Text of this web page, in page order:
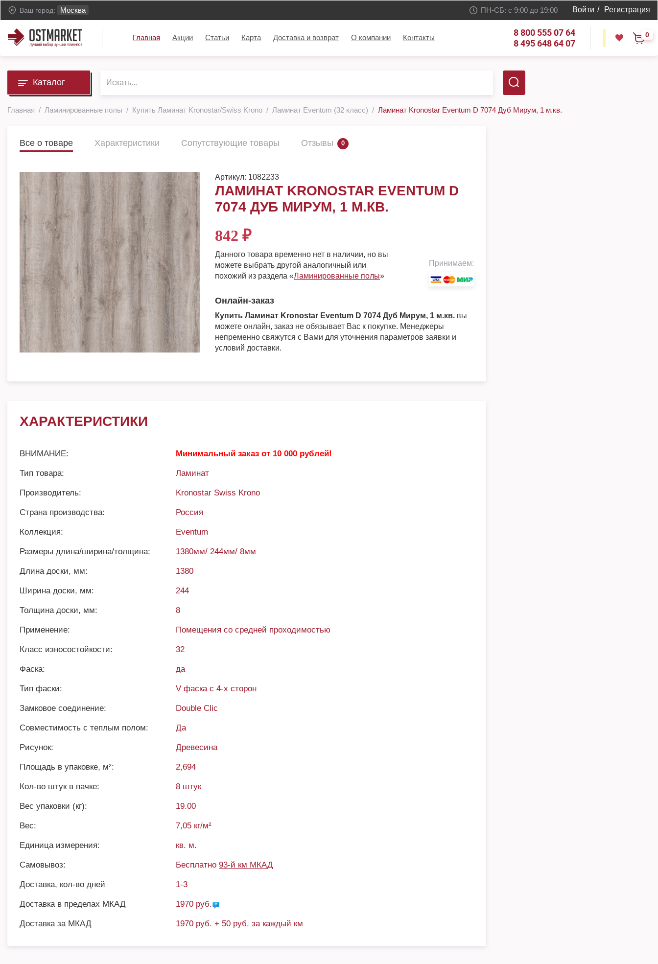
Ваш город: Москва ПН-СБ: с 9:00 до 19:00 Войти / Регистрация
Главная Акции Статьи Карта Доставка и возврат О компании Контакты
8 800 555 07 64
8 495 648 64 07
0
Каталог
Главная Ламинированные полы Купить Ламинат Kronostar/Swiss Krono Ламинат Eventum (32 класс) Ламинат Kronostar Eventum D 7074 Дуб Мирум, 1 м.кв.
Все о товаре Характеристики Сопутствующие товары Отзывы 0
Артикул: 1082233
ЛАМИНАТ KRONOSTAR EVENTUM D
7074 ДУБ МИРУМ, 1 М.КВ.
842 ₽
Данного товара временно нет в наличии, но вы
можете выбрать другой аналогичный или
похожий из раздела «Ламинированные полы»
Принимаем:
Онлайн-заказ
Купить Ламинат Kronostar Eventum D 7074 Дуб Мирум, 1 м.кв. вы
можете онлайн, заказ не обязывает Вас к покупке. Менеджеры
непременно свяжутся с Вами для уточнения параметров заявки и
условий доставки.
ХАРАКТЕРИСТИКИ
ВНИМАНИЕ: Минимальный заказ от 10 000 рублей!
Тип товара: Ламинат
Производитель: Kronostar Swiss Krono
Страна производства: Россия
Коллекция: Eventum
Размеры длина/ширина/толщина: 1380мм/ 244мм/ 8мм
Длина доски, мм: 1380
Ширина доски, мм: 244
Толщина доски, мм: 8
Применение: Помещения со средней проходимостью
Класс износостойкости: 32
Фаска: да
Тип фаски: V фаска с 4-х сторон
Замковое соединение: Double Clic
Совместимость с теплым полом: Да
Рисунок: Древесина
Площадь в упаковке, м²: 2,694
Кол-во штук в пачке: 8 штук
Вес упаковки (кг): 19.00
Вес: 7,05 кг/м²
Единица измерения: кв. м.
Самовывоз: Бесплатно93-й км МКАД
Доставка, кол-во дней 1-3
Доставка в пределах МКАД 1970 руб.
Доставка за МКАД 1970 руб. + 50 руб. за каждый км